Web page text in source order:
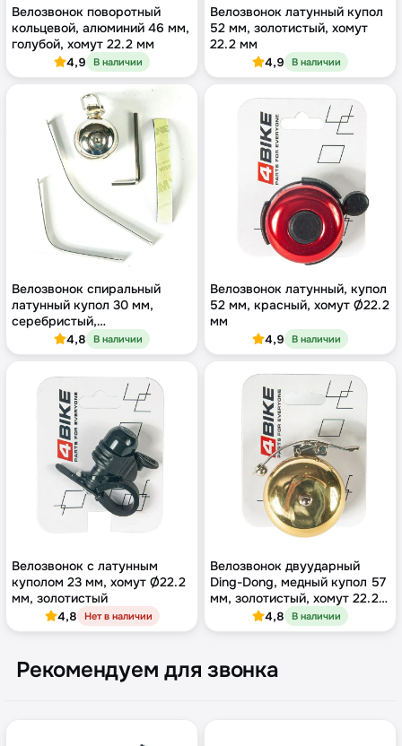
Велозвонок поворотный
кольцевой, алюминий 46 мм,
голубой, хомут 22.2 мм
4,9 В наличии
Велозвонок латунный купол
52 мм, золотистый, хомут
22.2 мм
4,9 В наличии
Велозвонок спиральный
латунный купол 30 мм,
серебристый,
хромированный
4,8 В наличии
Велозвонок латунный, купол
52 мм, красный, хомут Ø22.2
мм
4,9 В наличии
Велозвонок с латунным
куполом 23 мм, хомут Ø22.2
мм, золотистый
4,8 Нет в наличии
Велозвонок двуударный
Ding-Dong, медный купол 57
мм, золотистый, хомут 22.2
4,8 В наличии
Рекомендуем для звонка